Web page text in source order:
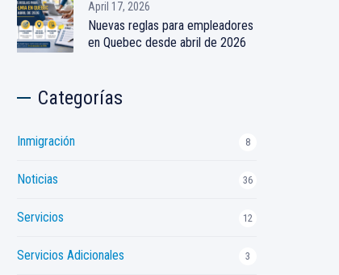
April 17, 2026
Nuevas reglas para empleadores
en Quebec desde abril de 2026
Categorías
Inmigración 8
Noticias 36
Servicios 12
Servicios Adicionales 3